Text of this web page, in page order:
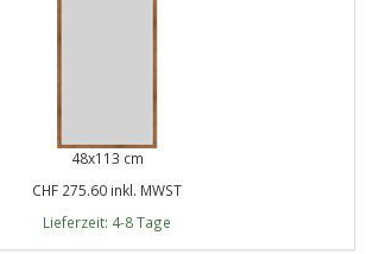
48x113 cm
CHF 275.60 inkl. MWST
Lieferzeit: 4-8 Tage